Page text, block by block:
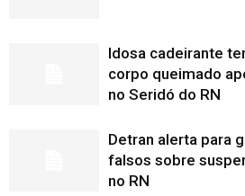
Idosa cadeirante
corpo queimado
no Seridó do RN
Detran alerta para
falsos sobre
no RN